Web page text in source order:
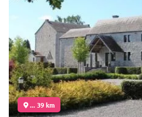
... 39 km